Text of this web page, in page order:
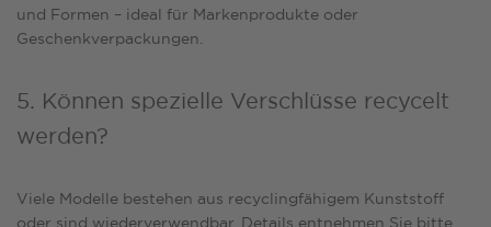
und Formen – ideal für Markenprodukte oder
Geschenkverpackungen.
5. Können spezielle Verschlüsse recycelt
werden?
Viele Modelle bestehen aus recyclingfähigem Kunststoff
oder sind wiederverwendbar. Details entnehmen Sie bitte